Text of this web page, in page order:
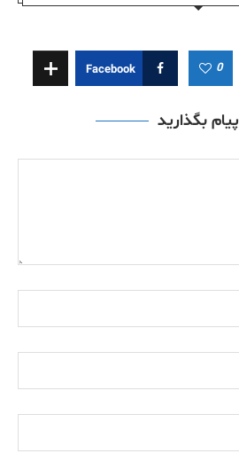
0
Facebook
پیام بگذارید